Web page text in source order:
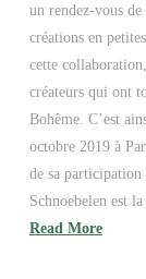
un rendez-vous
créations en
cette
créateurs qui ont
Bohême. C’est
octobre 2019 à
de sa participation
Schnoebelen est
Read More